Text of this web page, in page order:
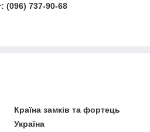
(096) 737-90-68
Країна замків та фортець
Україна